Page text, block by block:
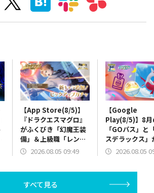
【App Store(8/5)】
『ドラクエスマグロ』
がふくびき「幻魔王装
備」＆上級職「レンジ
ャー」解放で60ランク
トップ20復帰
2026.08.05 09:49
【Google
Play(8/5)】8月
「GOパス」と
スデラックス」
の『ポケモン
2026.08.05
すべて見る